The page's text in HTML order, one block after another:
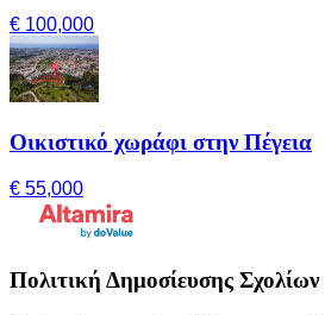
€ 100,000
Οικιστικό χωράφι στην Πέγεια
€ 55,000
Πολιτική Δημοσίευσης Σχολίων